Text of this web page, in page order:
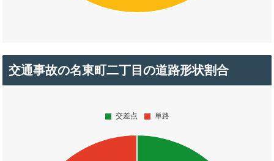
交通事故の名東町二丁目の道路形状割合